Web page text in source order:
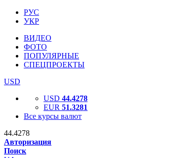
РУС
УКР
ВИДЕО
ФОТО
ПОПУЛЯРНЫЕ
СПЕЦПРОЕКТЫ
USD
USD 44.4278
EUR 51.3281
Все курсы валют
44.4278
Авторизация
Поиск